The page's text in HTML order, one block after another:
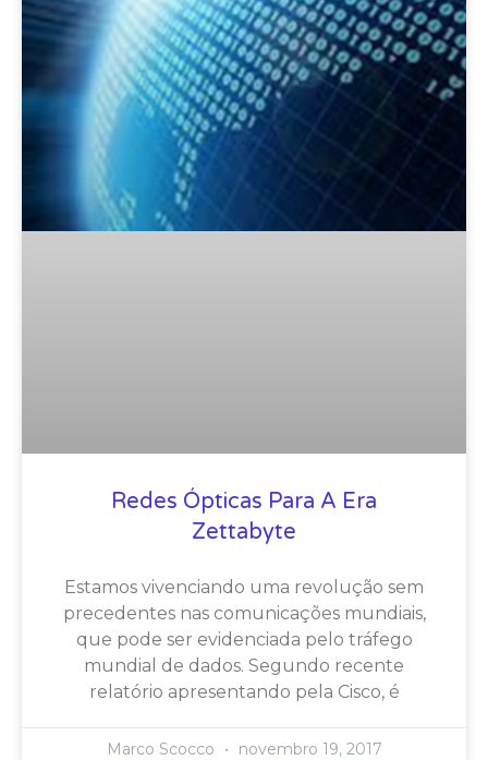
Redes Ópticas Para A Era
Zettabyte
Estamos vivenciando uma revolução sem
precedentes nas comunicações mundiais,
que pode ser evidenciada pelo tráfego
mundial de dados. Segundo recente
relatório apresentando pela Cisco, é
Marco Scocco novembro 19, 2017